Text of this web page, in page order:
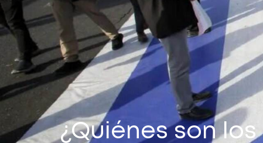
¿Quiénes son